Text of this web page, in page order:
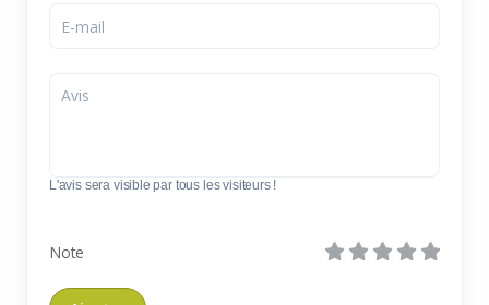
L'avis sera visible par tous les visiteurs !
Note